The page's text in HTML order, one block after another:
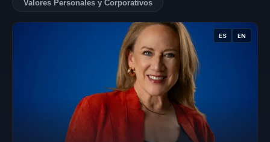
Valores Personales y Corporativos
ES EN